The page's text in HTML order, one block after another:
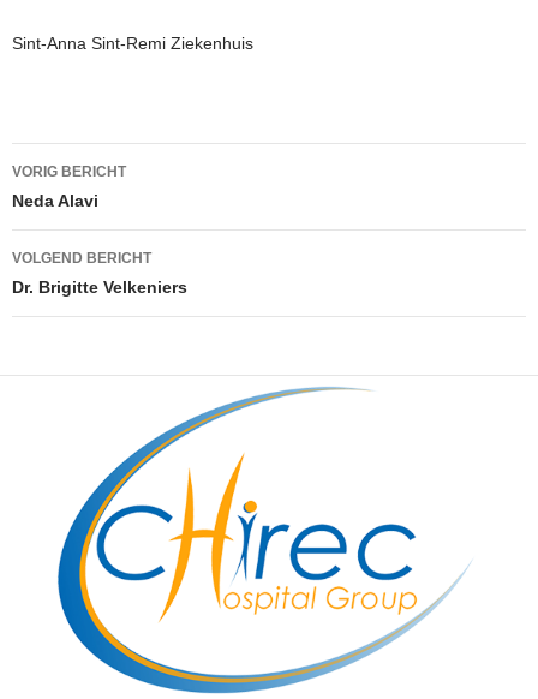
Sint-Anna Sint-Remi Ziekenhuis
Berichtnavigatie
VORIG BERICHT
Neda Alavi
VOLGEND BERICHT
Dr. Brigitte Velkeniers